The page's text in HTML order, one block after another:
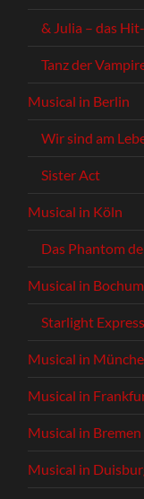
& Julia – das
Tanz der
Musical in Berlin
Wir sind am
Sister Act
Musical in Köln
Das Phantom
Musical in Bochum
Starlight Express
Musical in
Musical in
Musical in Bremen
Musical in